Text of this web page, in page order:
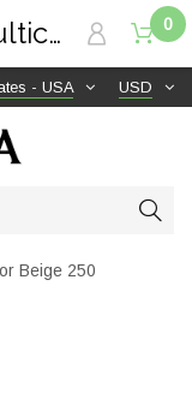
USD
- USA
0
Beige 250
Sem Vaccaro Alce Multicolor Beige 250 | TutITALIA